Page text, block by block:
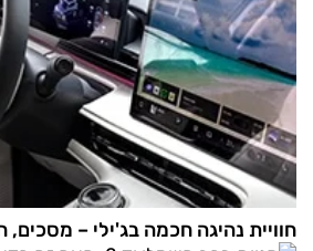
חוויית נהיגה חכמה בג'ילי – מסכים,